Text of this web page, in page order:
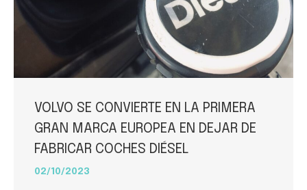
VOLVO SE CONVIERTE EN LA PRIMERA
GRAN MARCA EUROPEA EN DEJAR DE
FABRICAR COCHES DIÉSEL
02/10/2023